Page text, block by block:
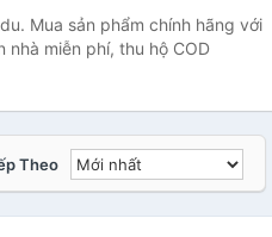
Mua sản phẩm chính hãng với
miễn phí, thu hộ COD
Theo